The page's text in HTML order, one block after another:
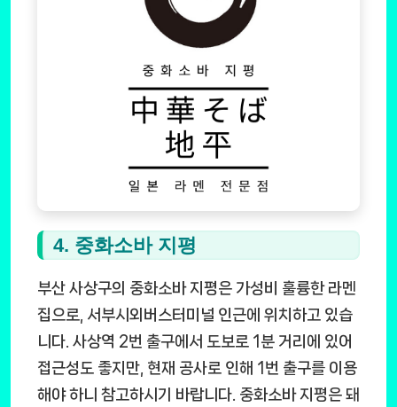
4. 중화소바 지평
부산 사상구의 중화소바 지평은 가성비 훌륭한 라멘
집으로, 서부시외버스터미널 인근에 위치하고 있습
니다. 사상역 2번 출구에서 도보로 1분 거리에 있어
접근성도 좋지만, 현재 공사로 인해 1번 출구를 이용
해야 하니 참고하시기 바랍니다. 중화소바 지평은 돼